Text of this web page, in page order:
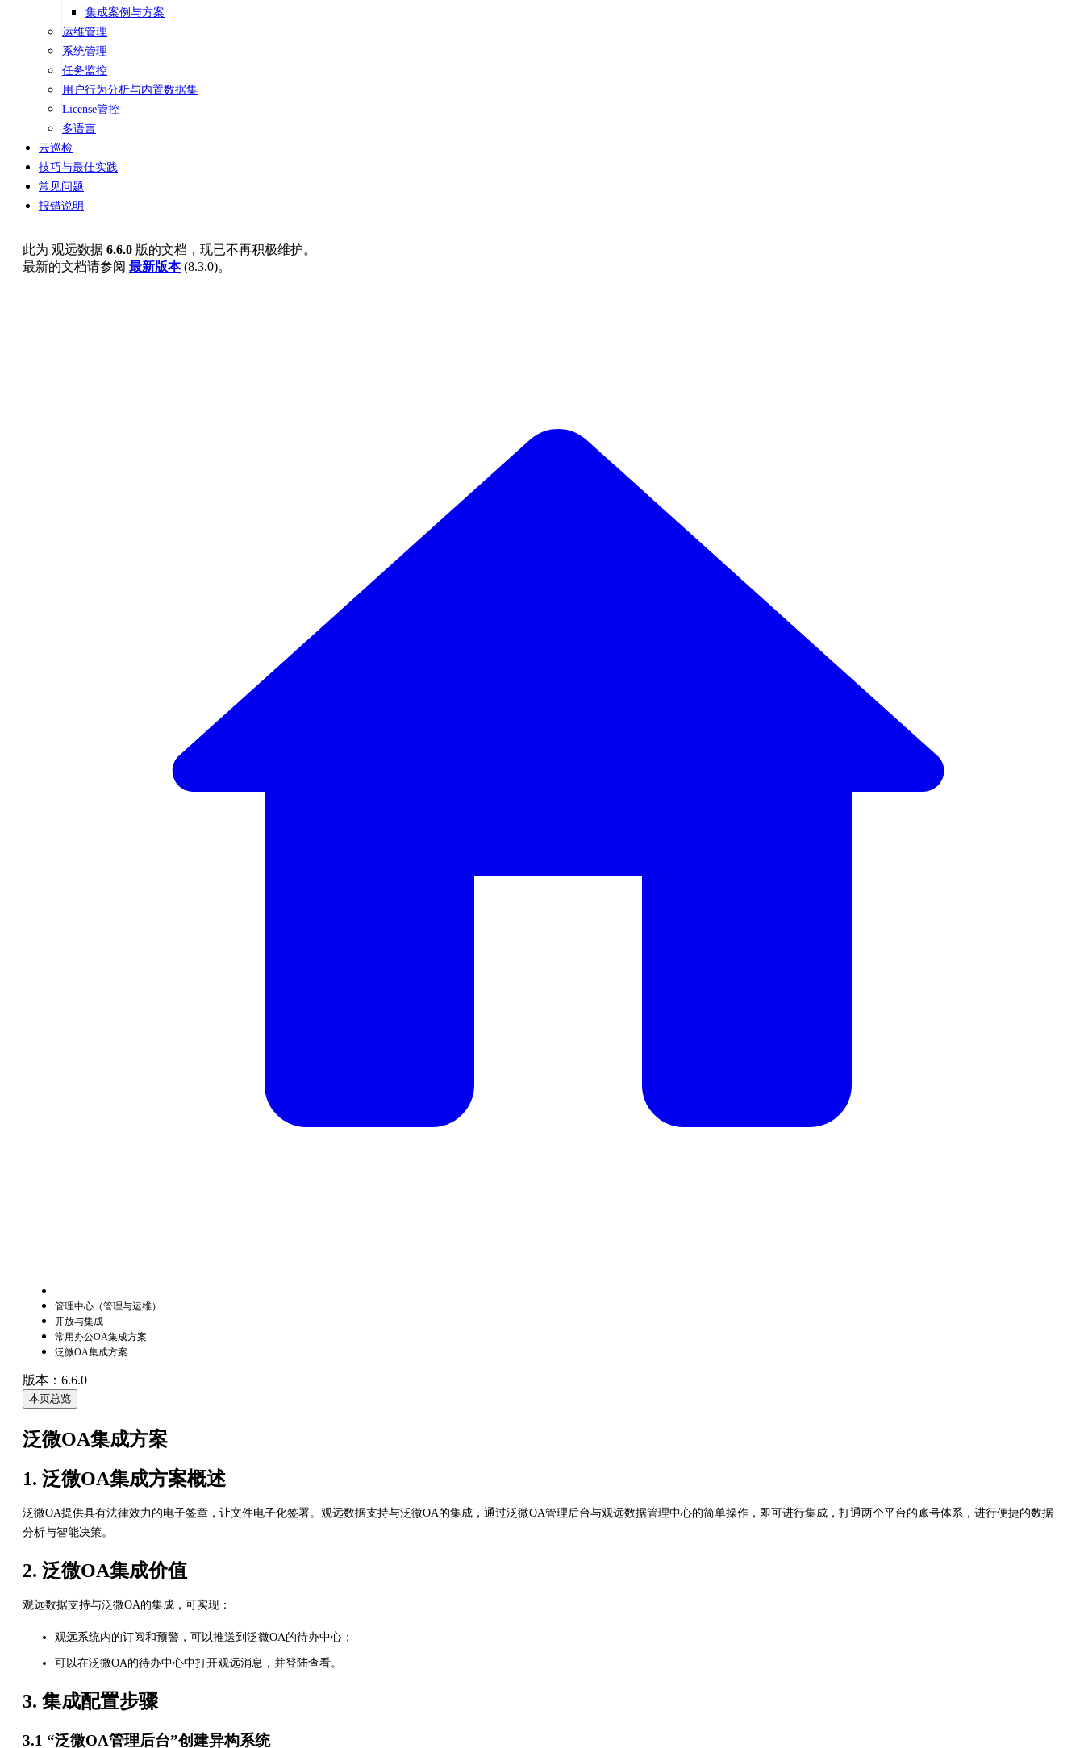
集成案例与方案
运维管理
系统管理
任务监控
用户行为分析与内置数据集
License管控
多语言
云巡检
技巧与最佳实践
常见问题
报错说明
此为 观远数据 6.6.0 版的文档，现已不再积极维护。
最新的文档请参阅 最新版本(8.3.0)。
管理中心（管理与运维）
开放与集成
常用办公OA集成方案
泛微OA集成方案
版本：6.6.0
本页总览
泛微OA集成方案
1. 泛微OA集成方案概述
泛微OA提供具有法律效力的电子签章，让文件电子化签署。观远数据支持与泛微OA的集成，通过泛微OA管理后台与观远数据管理中心的简单操作，即可进行集成，打通两个平台的账号体系，进行便捷的数据
分析与智能决策。
2. 泛微OA集成价值
观远数据支持与泛微OA的集成，可实现：
观远系统内的订阅和预警，可以推送到泛微OA的待办中心；
可以在泛微OA的待办中心中打开观远消息，并登陆查看。
3. 集成配置步骤
3.1 “泛微OA管理后台”创建异构系统